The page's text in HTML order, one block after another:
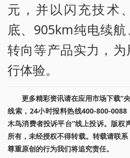
元，并以闪充技术
底、905km纯电续
转向等产品实力，
行体验。
更多精彩资讯请在应用市场下载“
线索，24小时报料热线400-800-
木鸟消费者投诉平台”线上投诉。版权
所有，未经授权不得转载。转载请联
尊重原创的行为我们将追究责任。